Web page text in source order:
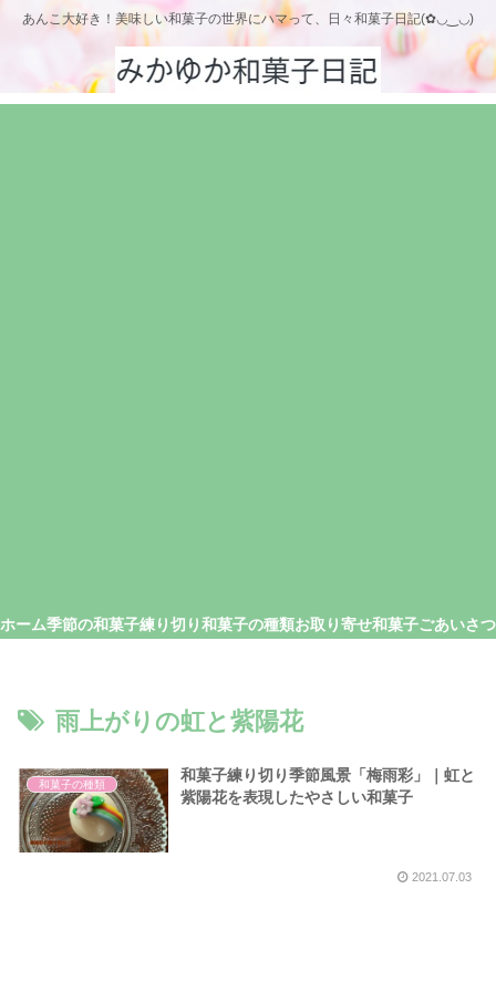
あんこ大好き！美味しい和菓子の世界にハマって、日々和菓子日記(✿◡‿◡)
ホーム季節の和菓子練り切り和菓子の種類お取り寄せ和菓子
雨上がりの虹と紫陽花
和菓子の種類
和菓子練り切り季節風景「梅雨彩」｜虹と
紫陽花を表現したやさしい和菓子
2021.07.03